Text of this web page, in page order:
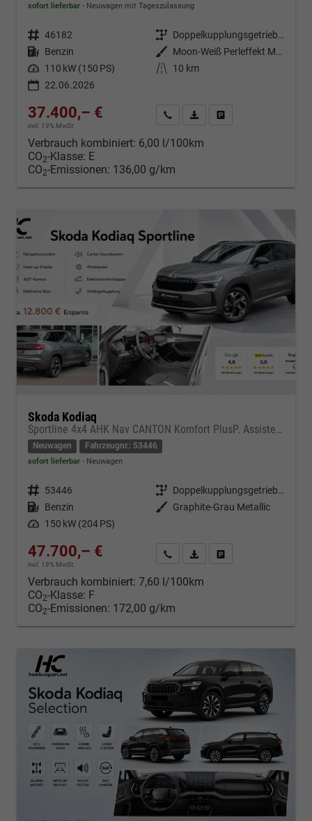
sofort lieferbar Neuwagen mit Tageszulassung
Fahrzeugnr. 46182 Getriebe
Doppelkupplungsgetriebe (DSG)
Kraftstoff Benzin Außenfarbe
Moon-Weiß Perleffekt Metallic
Leistung 110 kW (150 PS) Kilometerstand
10 km
22.06.2026
37.400,– €
incl. 19% MwSt.
Kontakt & Angebot anfordern
PDF-Datei, Fahrzeugexposé
Verbrauch kombiniert: 6,00 l/100km
CO2-Klasse: E
CO2-Emissionen: 136,00 g/km
Skoda Kodiaq
Sportline 4x4 AHK Nav CANTON Komfort PlusP. AssistenzP
Neuwagen Fahrzeugnr.: 53446
sofort lieferbar Neuwagen
Fahrzeugnr. 53446 Getriebe
Doppelkupplungsgetriebe (DSG)
Kraftstoff Benzin Außenfarbe
Graphite-Grau Metallic
Leistung 150 kW (204 PS)
47.700,– €
incl. 19% MwSt.
Kontakt & Angebot anfordern
PDF-Datei, Fahrzeugexposé
Verbrauch kombiniert: 7,60 l/100km
CO2-Klasse: F
CO2-Emissionen: 172,00 g/km